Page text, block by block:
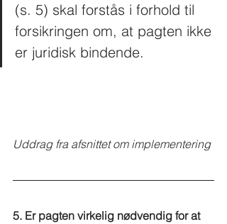
(s. 5) skal forstås i forhold til
forsikringen om, at pagten ikke
er juridisk bindende.
Uddrag fra afsnittet om implementering
5. Er pagten virkelig nødvendig for at